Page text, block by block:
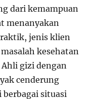
dari kemampuan
menanyakan
jenis klien
kesehatan
gizi dengan
cenderung
situasi